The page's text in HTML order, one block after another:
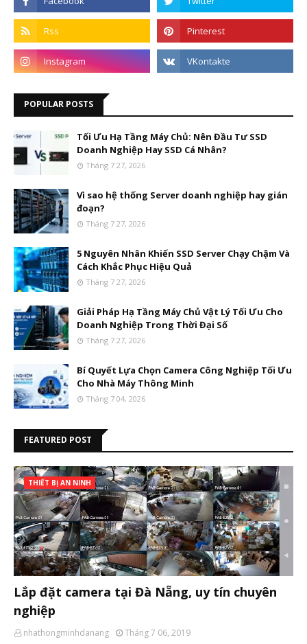
POPULAR POSTS
Tối Ưu Hạ Tầng Máy Chủ: Nên Đầu Tư SSD
Doanh Nghiệp Hay SSD Cá Nhân?
Tháng 7 27, 2026
Vì sao hệ thống Server doanh nghiệp hay gián
đoạn?
Tháng 7 27, 2026
5 Nguyên Nhân Khiến SSD Server Chạy Chậm Và
Cách Khắc Phục Hiệu Quả
Tháng 7 27, 2026
Giải Pháp Hạ Tầng Máy Chủ Vật Lý Tối Ưu Cho
Doanh Nghiệp Trong Thời Đại Số
Tháng 7 27, 2026
Bí Quyết Lựa Chọn Camera Công Nghiệp Tối Ưu
Cho Nhà Máy Thông Minh
Tháng 7 04, 2026
FEATURED POST
THIẾT BỊ AN NINH
Lắp đặt camera tại Đà Nẵng, uy tín chuyên
nghiệp
nhathongminhdanang
Tháng 7 06, 2019